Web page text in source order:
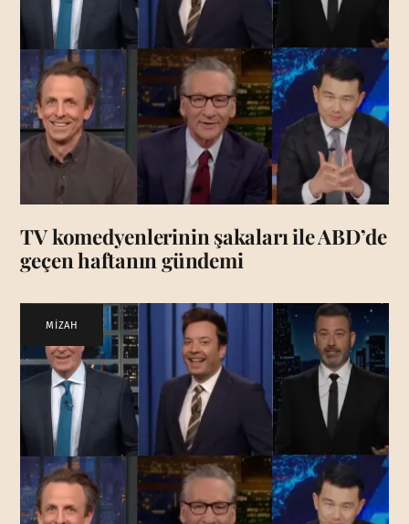
TV komedyenlerinin şakaları ile ABD’de
geçen haftanın gündemi
MİZAH